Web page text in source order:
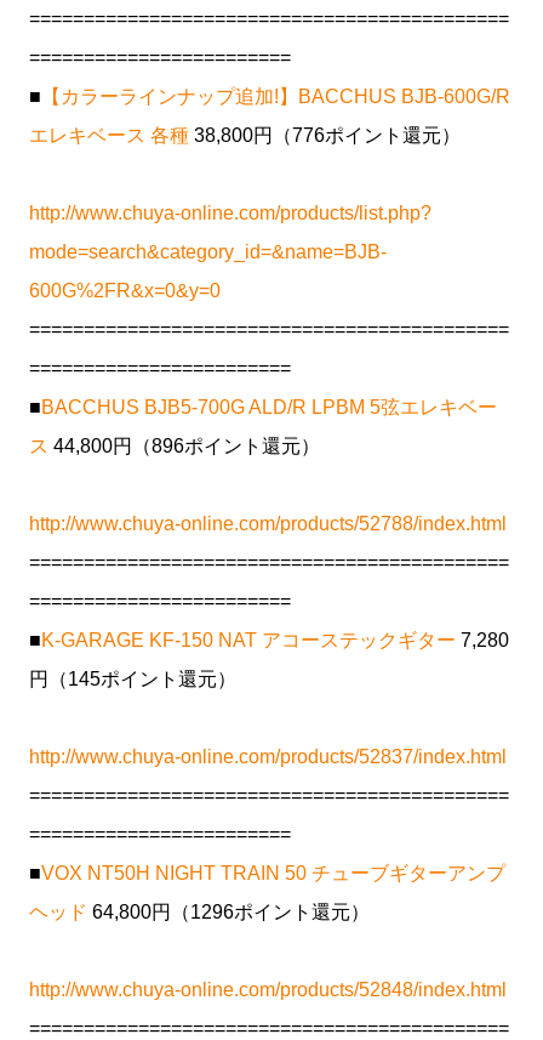
============================================
========================
■ 【カラーラインナップ追加!】BACCHUS BJB-600G/R
エレキベース 各種 38,800円（776ポイント還元）
http://www.chuya-online.com/products/list.php?
mode=search&category_id=&name=BJB-
600G%2FR&x=0&y=0
============================================
========================
■BACCHUS BJB5-700G ALD/R LPBM 5弦エレキベー
ス 44,800円（896ポイント還元）
http://www.chuya-online.com/products/52788/index.html
============================================
========================
■K-GARAGE KF-150 NAT アコーステックギター 7,280
円（145ポイント還元）
http://www.chuya-online.com/products/52837/index.html
============================================
========================
■VOX NT50H NIGHT TRAIN 50 チューブギターアンプ
ヘッド 64,800円（1296ポイント還元）
http://www.chuya-online.com/products/52848/index.html
============================================